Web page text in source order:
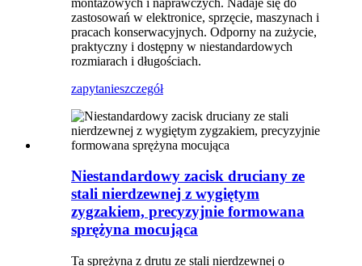
zastosowań w elektronice, sprzęcie, maszynach i
pracach konserwacyjnych. Odporny na zużycie,
praktyczny i dostępny w niestandardowych
rozmiarach i długościach.
zapytanieszczegół
Niestandardowy zacisk druciany ze
stali nierdzewnej z wygiętym
zygzakiem, precyzyjnie formowana
sprężyna mocująca
Ta sprężyna z drutu ze stali nierdzewnej o